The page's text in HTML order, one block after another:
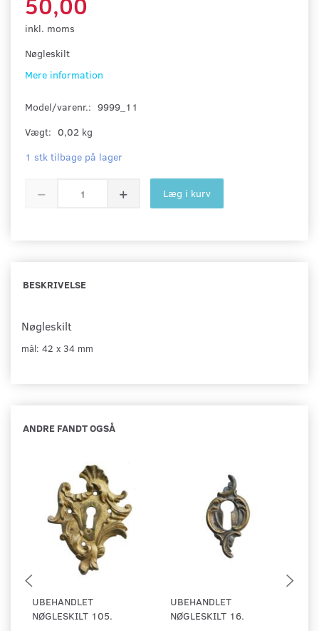
inkl. moms
Nøgleskilt
Mere information
Model/varenr.: 9999_11
Vægt: 0,02 kg
1 stk tilbage på lager
Læg i kurv
BESKRIVELSE
Nøgleskilt
mål: 42 x 34 mm
ANDRE FANDT OGSÅ
UBEHANDLET
NØGLESKILT 105.
UBEHANDLET
NØGLESKILT 16.